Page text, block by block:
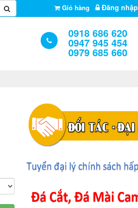
Giỏ hàng Đăng nhập
0918 686 620
0947 945 454
0979 685 660